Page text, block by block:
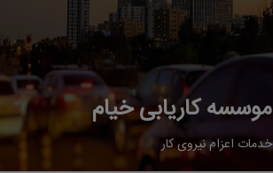
موسسه کاریابی ﺧﯿﺎم
خدمات اعزام نيروی كار